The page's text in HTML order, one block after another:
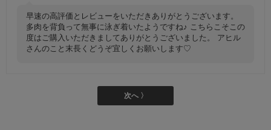
早速の高評価とレビューをいただきありがとうございます。
多肉を背負って無事に泳ぎ着いたようですね♪ こちらこそこの
度はご購入いただきましてありがとうございました。 アヒル
さんのこと末長くどうぞ宜しくお願いします♡
次へ 〉